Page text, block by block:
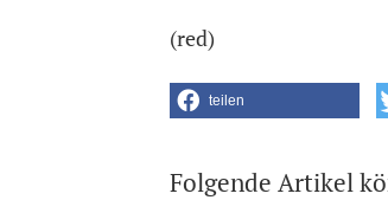
(red)
teilen
Folgende Artikel